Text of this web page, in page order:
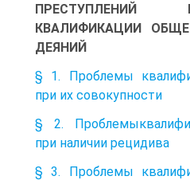
КВАЛИФИКАЦИИ
ДЕЯНИЙ
§ 1. Проблемы
при их совокупности
§ 2.
при наличии рецидива
§ 3. Проблемы